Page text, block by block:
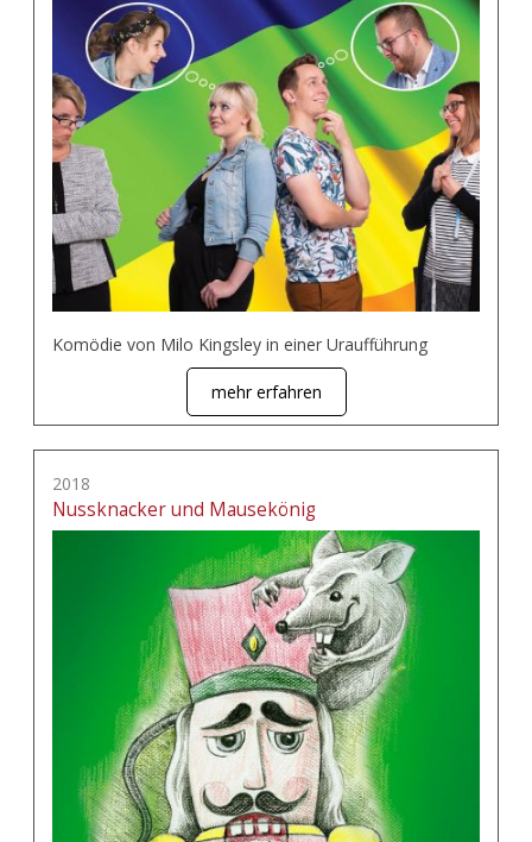
Komödie von Milo Kingsley in einer Uraufführung
mehr erfahren
2018
Nussknacker und Mausekönig